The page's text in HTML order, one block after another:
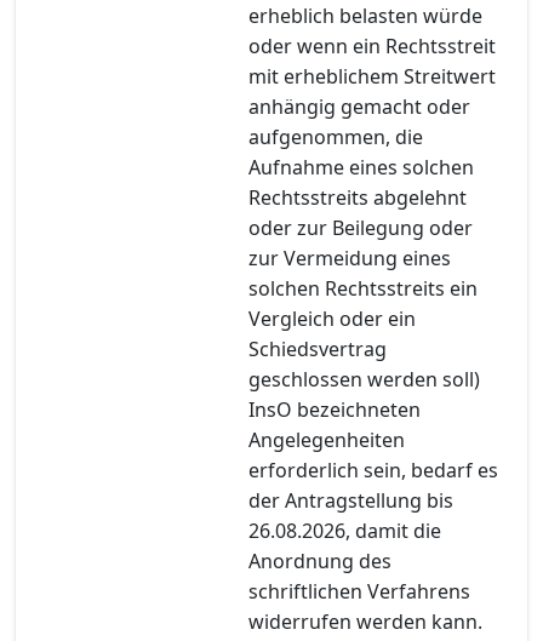
erheblich belasten würde
oder wenn ein Rechtsstreit
mit erheblichem Streitwert
anhängig gemacht oder
aufgenommen, die
Aufnahme eines solchen
Rechtsstreits abgelehnt
oder zur Beilegung oder
zur Vermeidung eines
solchen Rechtsstreits ein
Vergleich oder ein
Schiedsvertrag
geschlossen werden soll)
InsO bezeichneten
Angelegenheiten
erforderlich sein, bedarf es
der Antragstellung bis
26.08.2026, damit die
Anordnung des
schriftlichen Verfahrens
widerrufen werden kann.